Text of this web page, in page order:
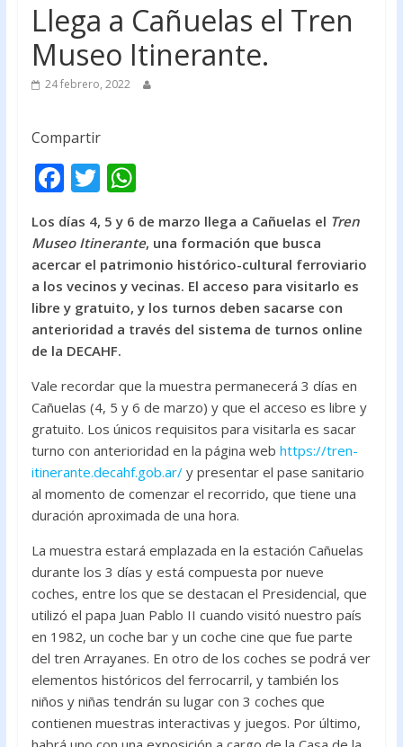
Llega a Cañuelas el Tren
Museo Itinerante.
24 febrero, 2022
Compartir
F
ac
e
b
o
o
k
T
itt
er
W
h
at
s
A
p
Los días 4, 5 y 6 de marzo llega a Cañuelas el Tren
Museo Itinerante, una formación que busca
acercar el patrimonio histórico-cultural ferroviario
a los vecinos y vecinas. El acceso para visitarlo es
libre y gratuito, y los turnos deben sacarse con
anterioridad a través del sistema de turnos online
de la DECAHF.
Vale recordar que la muestra permanecerá 3 días en
Cañuelas (4, 5 y 6 de marzo) y que el acceso es libre y
gratuito. Los únicos requisitos para visitarla es sacar
turno con anterioridad en la página web https://tren-
itinerante.decahf.gob.ar/y presentar el pase sanitario
al momento de comenzar el recorrido, que tiene una
duración aproximada de una hora.
La muestra estará emplazada en la estación Cañuelas
durante los 3 días y está compuesta por nueve
coches, entre los que se destacan el Presidencial, que
utilizó el papa Juan Pablo II cuando visitó nuestro país
en 1982, un coche bar y un coche cine que fue parte
del tren Arrayanes. En otro de los coches se podrá ver
elementos históricos del ferrocarril, y también los
niños y niñas tendrán su lugar con 3 coches que
contienen muestras interactivas y juegos. Por último,